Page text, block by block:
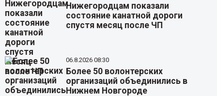
Нижегородцам показали
состояние канатной дороги
спустя месяц после ЧП
06.8.2026 08:30
Более 50 волонтерских
организаций объединились в
Нижнем Новгороде